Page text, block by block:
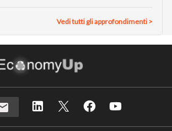
Vedi tutti gli approfondimenti >